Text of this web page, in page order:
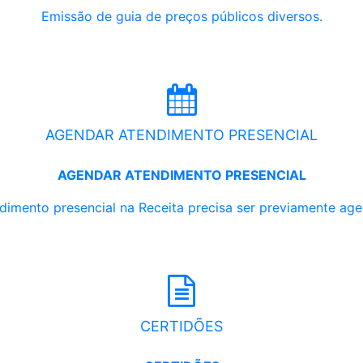
Emissão de guia de preços públicos diversos.
AGENDAR ATENDIMENTO PRESENCIAL
AGENDAR ATENDIMENTO PRESENCIAL
presencial na Receita precisa ser previamente
CERTIDÕES